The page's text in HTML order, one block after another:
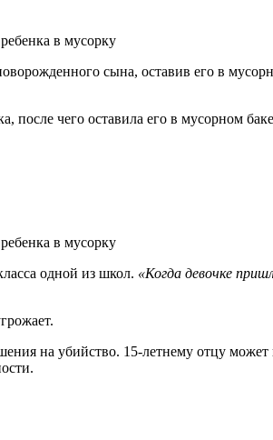
сына, оставив его в
после чего оставила его в
одной из школ. «Когда девочке
на убийство. 15-летнему отцу